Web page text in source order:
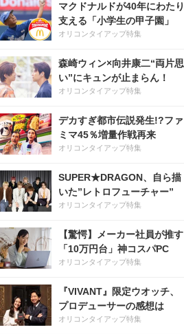
マクドナルドが40年にわたり
支える「小学生の甲子園」
オリコンタイアップ特集
森崎ウィン×向井康二“両片思
い”にキュンが止まらん！
オリコンタイアップ特集
デカすぎ都市伝説発生!?ファ
ミマ45％増量作戦再来
オリコンタイアップ特集
SUPER★DRAGON、自ら描
いた”レトロフューチャー”
オリコンタイアップ特集
【驚愕】メーカー社員が推す
「10万円台」神コスパPC
オリコンタイアップ特集
『VIVANT』限定ウオッチ、
プロデューサーの感想は
オリコンタイアップ特集